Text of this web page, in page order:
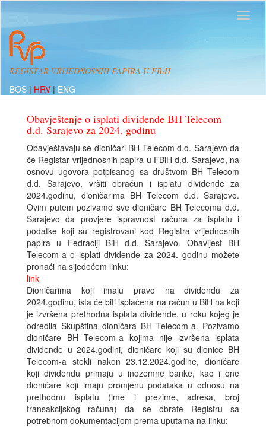
REGISTAR VRIJEDNOSNIH PAPIRA U FBiH
BOS | HRV | ENG
Obavještenje o isplati dividende BH Telecom
d.d. Sarajevo za 2024. godinu
Obavještavaju se dioničari BH Telecom d.d. Sarajevo da
će Registar vrijednosnih papira u FBiH d.d. Sarajevo, na
osnovu ugovora potpisanog sa društvom BH Telecom
d.d. Sarajevo, vršiti obračun i isplatu dividende za
2024.godinu, dioničarima BH Telecom d.d. Sarajevo.
Ovim putem pozivamo sve dioničare BH Telecoma d.d.
Sarajevo da provjere ispravnost računa za isplatu i
podatke koji su registrovani kod Registra vrijednosnih
papira u Fedraciji BiH d.d. Sarajevo. Obavijest BH
Telecom-a o isplati dividende za 2024. godinu možete
pronaći na sljedećem linku:
link
Dioničarima koji imaju pravo na dividendu za
2024.godinu, ista će biti isplaćena na račun u BiH na koji
je izvršena prethodna isplata dividende, u roku kojeg je
odredila Skupština dioničara BH Telecom-a. Pozivamo
dioničare BH Telecom-a kojima nije izvršena isplata
dividende u 2024.godini, dioničare koji su dionice BH
Telecom-a stekli nakon 23.12.2024.godine, dioničare
koji dividendu primaju u inozemne banke, kao i one
dioničare koji imaju promjenu podataka u odnosu na
prethodnu isplatu (ime i prezime, adresa, broj
transakcijskog računa) da se obrate Registru sa
potrebnom dokumentacijom prema uputama na linku: